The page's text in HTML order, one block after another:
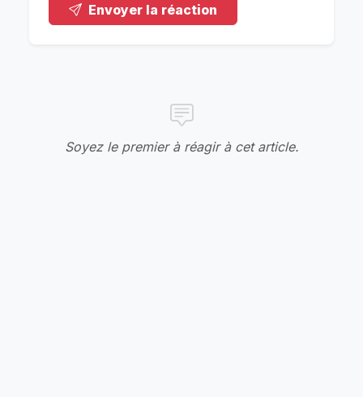
Envoyer la réaction
Soyez le premier à réagir à cet article.